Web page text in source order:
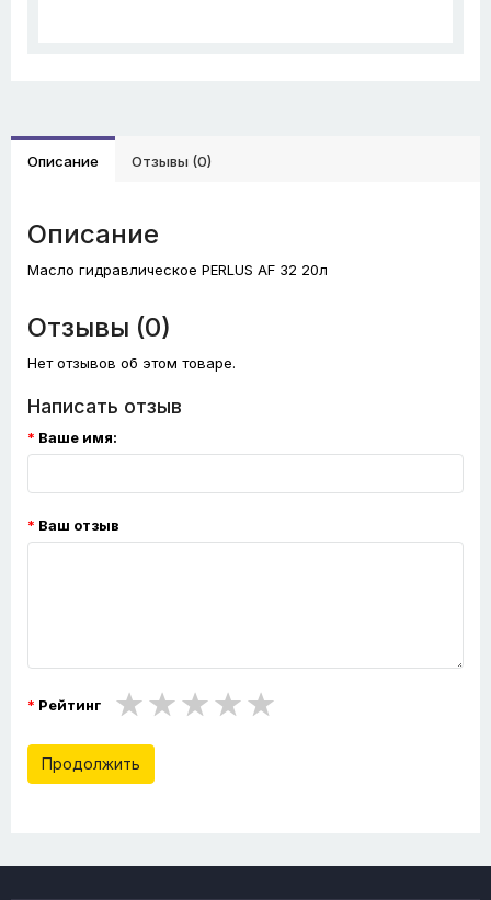
Описание Отзывы (0)
Описание
Масло гидравлическое PERLUS AF 32 20л
Отзывы (0)
Нет отзывов об этом товаре.
Написать отзыв
Ваше имя:
Ваш отзыв
Рейтинг
Продолжить